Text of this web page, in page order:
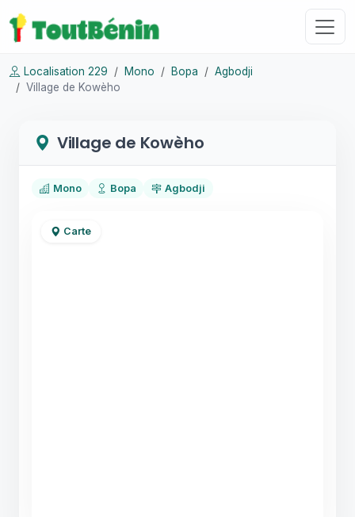
Localisation 229 Mono Bopa
Agbodji
Village de Kowèho
Village de Kowèho
Mono Bopa Agbodji
Carte